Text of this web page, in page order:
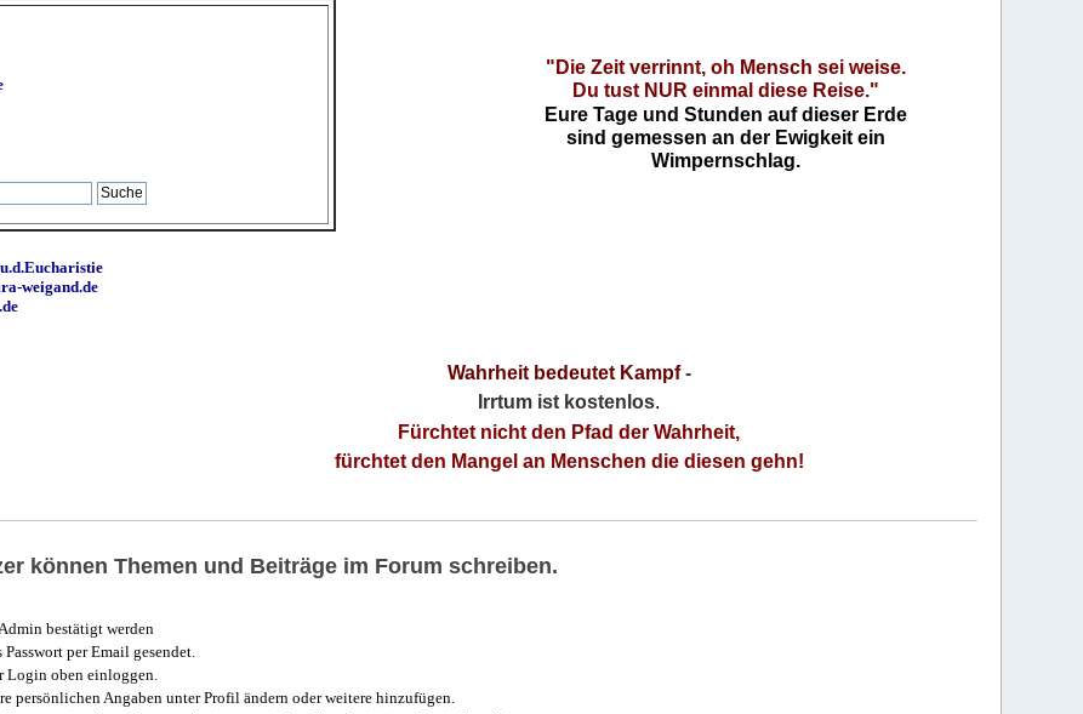
"Die Zeit verrinnt, oh Mensch sei weise.
Du tust NUR einmal diese Reise."
Eure Tage und Stunden auf dieser Erde
sind gemessen an der Ewigkeit ein
Wimpernschlag.
weigand.de
Wahrheit bedeutet Kampf-
Irrtum ist kostenlos.
Fürchtet nicht den Pfad der Wahrheit,
fürchtet den Mangel an Menschen die diesen gehn!
können Themen und Beiträge im Forum schreiben.
bestätigt werden
per Email gesendet.
Login oben einloggen.
persönlichen Angaben unter Profil ändern oder weitere hinzufügen.